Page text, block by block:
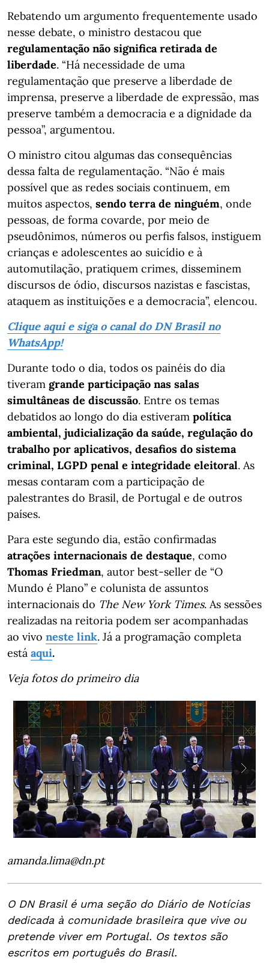
Rebatendo um argumento frequentemente usado
nesse debate, o ministro destacou que
regulamentação não significa retirada de
liberdade. “Há necessidade de uma
regulamentação que preserve a liberdade de
imprensa, preserve a liberdade de expressão, mas
preserve também a democracia e a dignidade da
pessoa”, argumentou.
O ministro citou algumas das consequências
dessa falta de regulamentação. “Não é mais
possível que as redes sociais continuem, em
muitos aspectos, sendo terra de ninguém, onde
pessoas, de forma covarde, por meio de
pseudônimos, números ou perfis falsos, instiguem
crianças e adolescentes ao suicídio e à
automutilação, pratiquem crimes, disseminem
discursos de ódio, discursos nazistas e fascistas,
ataquem as instituições e a democracia”, elencou.
Clique aqui e siga o canal do DN Brasil no
WhatsApp!
Durante todo o dia, todos os painéis do dia
tiveram grande participação nas salas
simultâneas de discussão. Entre os temas
debatidos ao longo do dia estiveram política
ambiental, judicialização da saúde, regulação do
trabalho por aplicativos, desafios do sistema
criminal, LGPD penal e integridade eleitoral. As
mesas contaram com a participação de
palestrantes do Brasil, de Portugal e de outros
países.
Para este segundo dia, estão confirmadas
atrações internacionais de destaque, como
Thomas Friedman, autor best-seller de “O
Mundo é Plano” e colunista de assuntos
internacionais do The New York Times. As sessões
realizadas na reitoria podem ser acompanhadas
ao vivo neste link. Já a programação completa
está aqui.
Veja fotos do primeiro dia
amanda.lima@dn.pt
O DN Brasil é uma seção do Diário de Notícias
dedicada à comunidade brasileira que vive ou
pretende viver em Portugal. Os textos são
escritos em português do Brasil.